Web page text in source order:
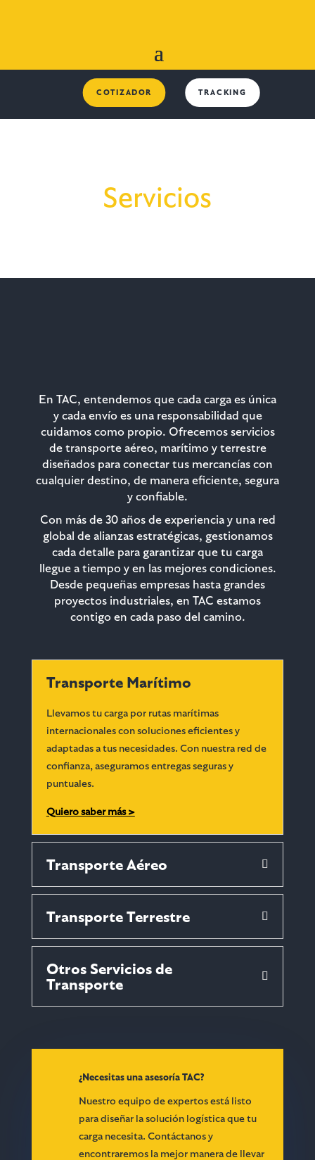
COTIZADOR TRACKING
Servicios
En TAC, entendemos que cada carga es única
y cada envío es una responsabilidad que
cuidamos como propio. Ofrecemos servicios
de transporte aéreo, marítimo y terrestre
diseñados para conectar tus mercancías con
cualquier destino, de manera eficiente, segura
y confiable.
Con más de 30 años de experiencia y una red
global de alianzas estratégicas, gestionamos
cada detalle para garantizar que tu carga
llegue a tiempo y en las mejores condiciones.
Desde pequeñas empresas hasta grandes
proyectos industriales, en TAC estamos
contigo en cada paso del camino.
Transporte Marítimo
Llevamos tu carga por rutas marítimas
internacionales con soluciones eficientes y
adaptadas a tus necesidades. Con nuestra red de
confianza, aseguramos entregas seguras y
puntuales.
Quiero saber más >
Transporte Aéreo
Transporte Terrestre
Otros Servicios de
Transporte
¿Necesitas una asesoría TAC?
Nuestro equipo de expertos está listo
para diseñar la solución logística que tu
carga necesita. Contáctanos y
encontraremos la mejor manera de llevar